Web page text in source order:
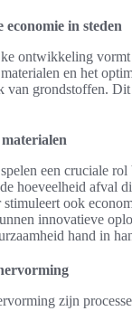
in steden
ontwikkeling
en het
van grondstoffen.
een cruciale
hoeveelheid afval
stimuleert ook
innovatieve
hand in
zijn